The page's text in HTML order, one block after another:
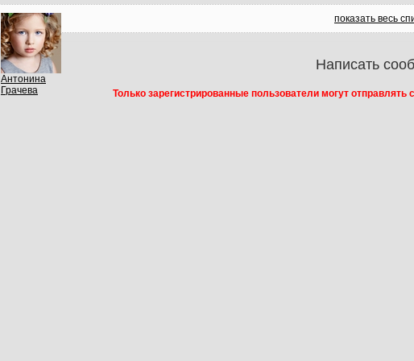
Антонина
Грачева
показать весь
Написать
Только зарегистрированные пользователи могут отправлять